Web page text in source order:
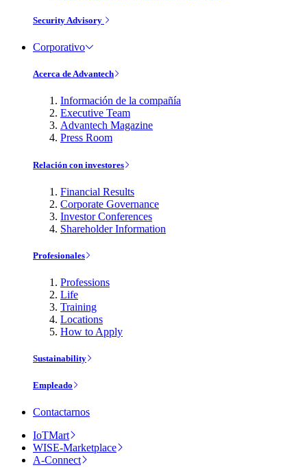
Security Advisory
Corporativo
Acerca de Advantech
Información de la compañía
Executive Team
Advantech Magazine
Press Room
Relación con investores
Financial Results
Corporate Governance
Investor Conferences
Shareholder Information
Profesionales
Professions
Life
Training
Locations
How to Apply
Sustainability
Empleado
Contactarnos
IoTMart
WISE-Marketplace
A-Connect